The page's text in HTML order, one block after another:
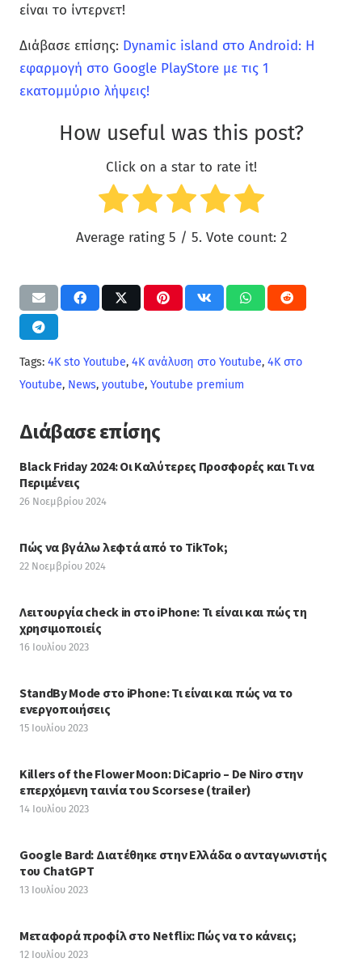
είναι το ίντερνετ!
Διάβασε επίσης: Dynamic island στο Android: Η
εφαρμογή στο Google PlayStore με τις 1
εκατομμύριο λήψεις!
How useful was this post?
Click on a star to rate it!
Average rating 5 / 5. Vote count: 2
Tags: 4K sto Youtube, 4K ανάλυση στο Youtube, 4K στο
Youtube, News, youtube, Youtube premium
Διάβασε επίσης
Black Friday 2024: Οι Καλύτερες Προσφορές και Τι να
Περιμένεις
26 Νοεμβρίου 2024
Πώς να βγάλω λεφτά από το TikTok;
22 Νοεμβρίου 2024
Λειτουργία check in στο iPhone: Τι είναι και πώς τη
χρησιμοποιείς
16 Ιουλίου 2023
StandBy Mode στο iPhone: Τι είναι και πώς να το
ενεργοποιήσεις
15 Ιουλίου 2023
Killers of the Flower Moon: DiCaprio – De Niro στην
επερχόμενη ταινία του Scorsese (trailer)
14 Ιουλίου 2023
Google Bard: Διατέθηκε στην Ελλάδα ο ανταγωνιστής
του ChatGPT
13 Ιουλίου 2023
Μεταφορά προφίλ στο Netflix: Πώς να το κάνεις;
12 Ιουλίου 2023